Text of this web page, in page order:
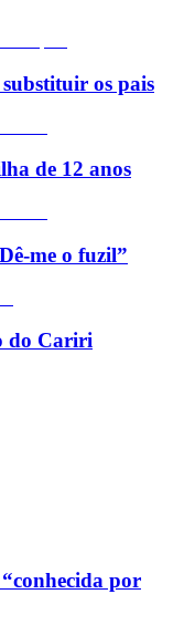
os pais
de 12 anos
me o fuzil”
do Cariri
por